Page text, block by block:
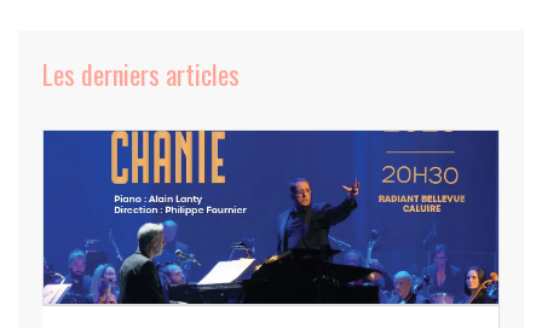
Les derniers articles